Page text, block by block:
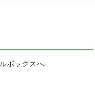
ボックスへ